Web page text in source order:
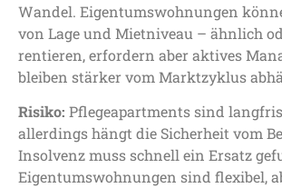
Wandel. Eigentumswohnungen
von Lage und Mietniveau – ähnlich
rentieren, erfordern aber aktives
bleiben stärker vom Marktzyklus
Risiko: Pflegeapartments sind
allerdings hängt die Sicherheit vom
Insolvenz muss schnell ein Ersatz
Eigentumswohnungen sind flexibel,